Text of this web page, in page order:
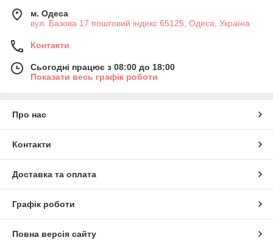
м. Одеса
вул. Базова 17 поштовий індекс 65125, Одеса, Україна
Контакти
Сьогодні працює з 08:00 до 18:00
Показати весь графік роботи
Про нас
Контакти
Доставка та оплата
Графік роботи
Повна версія сайту